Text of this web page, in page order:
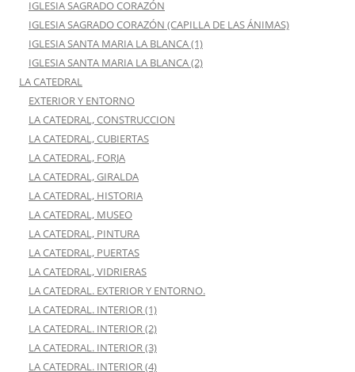
IGLESIA SAGRADO CORAZÓN
IGLESIA SAGRADO CORAZÓN (CAPILLA DE LAS ÁNIMAS)
IGLESIA SANTA MARIA LA BLANCA (1)
IGLESIA SANTA MARIA LA BLANCA (2)
LA CATEDRAL
EXTERIOR Y ENTORNO
LA CATEDRAL, CONSTRUCCION
LA CATEDRAL, CUBIERTAS
LA CATEDRAL, FORJA
LA CATEDRAL, GIRALDA
LA CATEDRAL, HISTORIA
LA CATEDRAL, MUSEO
LA CATEDRAL, PINTURA
LA CATEDRAL, PUERTAS
LA CATEDRAL, VIDRIERAS
LA CATEDRAL. EXTERIOR Y ENTORNO.
LA CATEDRAL. INTERIOR (1)
LA CATEDRAL. INTERIOR (2)
LA CATEDRAL. INTERIOR (3)
LA CATEDRAL. INTERIOR (4)